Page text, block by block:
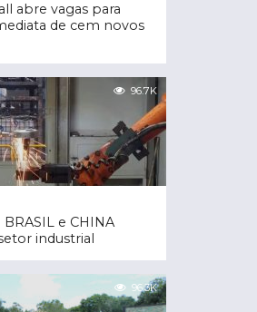
abre vagas para
de cem novos
96.7K
e CHINA
industrial
96.3K